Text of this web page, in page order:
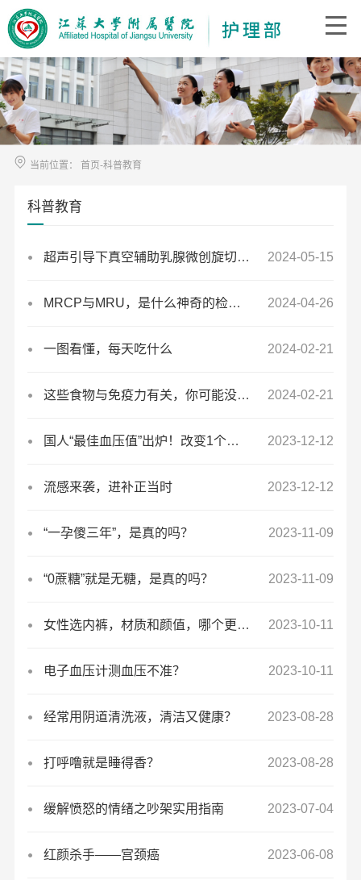
当前位置： 首页-科普教育
科普教育
2024-05-15
超声引导下真空辅助乳腺微创旋切术(VAB）护理
2024-04-26
MRCP与MRU，是什么神奇的检查？
2024-02-21
一图看懂，每天吃什么
2024-02-21
这些食物与免疫力有关，你可能没吃够
2023-12-12
国人“最佳血压值”出炉！改变1个小习惯，死亡风险大大降低
2023-12-12
流感来袭，进补正当时
2023-11-09
“一孕傻三年”，是真的吗？
2023-11-09
“0蔗糖”就是无糖，是真的吗？
2023-10-11
女性选内裤，材质和颜值，哪个更重要？
2023-10-11
电子血压计测血压不准？
2023-08-28
经常用阴道清洗液，清洁又健康？
2023-08-28
打呼噜就是睡得香？
2023-07-04
缓解愤怒的情绪之吵架实用指南
2023-06-08
红颜杀手——宫颈癌